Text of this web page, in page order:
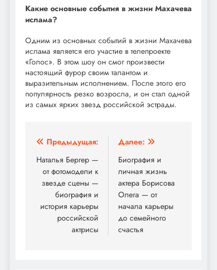
Какие основные события в жизни Махачева
ислама?
Одним из основных событий в жизни Махачева
ислама является его участие в телепроекте
«Голос». В этом шоу он смог произвести
настоящий фурор своим талантом и
выразительным исполнением. После этого его
популярность резко возросла, и он стал одной
из самых ярких звезд российской эстрады.
Навигация
по
записям
Предыдущая:
Наталья Бергер —
от фотомодели к
звезде сцены —
биография и
история карьеры
российской
актрисы
Далее:
Биография и
личная жизнь
актера Борисова
Олега — от
начала карьеры
до семейного
счастья